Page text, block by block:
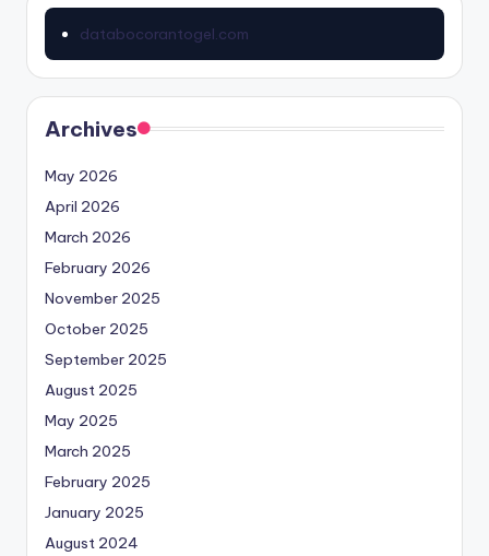
databocorantogel.com
Archives
May 2026
April 2026
March 2026
February 2026
November 2025
October 2025
September 2025
August 2025
May 2025
March 2025
February 2025
January 2025
August 2024